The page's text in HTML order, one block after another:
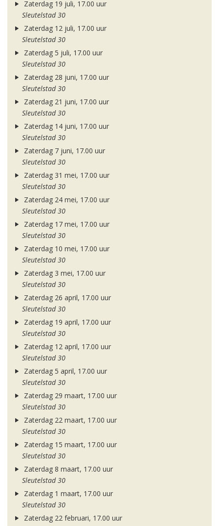
Zaterdag 19 juli, 17.00 uur
Sleutelstad 30
Zaterdag 12 juli, 17.00 uur
Sleutelstad 30
Zaterdag 5 juli, 17.00 uur
Sleutelstad 30
Zaterdag 28 juni, 17.00 uur
Sleutelstad 30
Zaterdag 21 juni, 17.00 uur
Sleutelstad 30
Zaterdag 14 juni, 17.00 uur
Sleutelstad 30
Zaterdag 7 juni, 17.00 uur
Sleutelstad 30
Zaterdag 31 mei, 17.00 uur
Sleutelstad 30
Zaterdag 24 mei, 17.00 uur
Sleutelstad 30
Zaterdag 17 mei, 17.00 uur
Sleutelstad 30
Zaterdag 10 mei, 17.00 uur
Sleutelstad 30
Zaterdag 3 mei, 17.00 uur
Sleutelstad 30
Zaterdag 26 april, 17.00 uur
Sleutelstad 30
Zaterdag 19 april, 17.00 uur
Sleutelstad 30
Zaterdag 12 april, 17.00 uur
Sleutelstad 30
Zaterdag 5 april, 17.00 uur
Sleutelstad 30
Zaterdag 29 maart, 17.00 uur
Sleutelstad 30
Zaterdag 22 maart, 17.00 uur
Sleutelstad 30
Zaterdag 15 maart, 17.00 uur
Sleutelstad 30
Zaterdag 8 maart, 17.00 uur
Sleutelstad 30
Zaterdag 1 maart, 17.00 uur
Sleutelstad 30
Zaterdag 22 februari, 17.00 uur